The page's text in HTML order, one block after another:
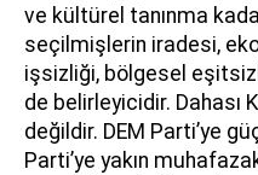
ve kültürel tanınma
seçilmişlerin iradesi,
işsizliği, bölgesel
de belirleyicidir. Dahası
değildir. DEM Parti’ye
Parti’ye yakın